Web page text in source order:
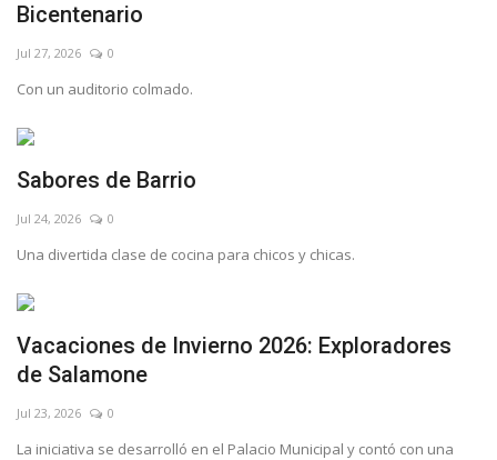
Bicentenario
Jul 27, 2026 0
Con un auditorio colmado.
Sabores de Barrio
Jul 24, 2026 0
Una divertida clase de cocina para chicos y chicas.
Vacaciones de Invierno 2026: Exploradores
de Salamone
Jul 23, 2026 0
La iniciativa se desarrolló en el Palacio Municipal y contó con una